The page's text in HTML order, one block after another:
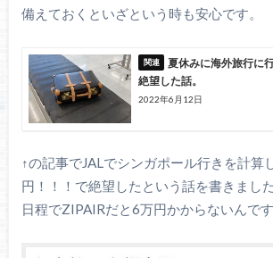
備えておくといざという時も安心です。
夏休みに海外旅行に
絶望した話。
2022年6月12日
↑の記事でJALでシンガポール行きを計算
円！！！で絶望したという話を書きまし
日程でZIPAIRだと6万円かからないんです